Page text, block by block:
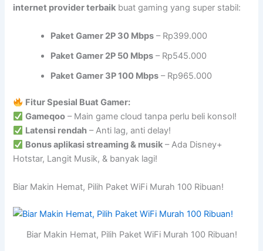
internet provider terbaik buat gaming yang super stabil:
Paket Gamer 2P 30 Mbps – Rp399.000
Paket Gamer 2P 50 Mbps – Rp545.000
Paket Gamer 3P 100 Mbps – Rp965.000
Fitur Spesial Buat Gamer:
Gameqoo – Main game cloud tanpa perlu beli konsol!
Latensi rendah – Anti lag, anti delay!
Bonus aplikasi streaming & musik – Ada Disney+
Hotstar, Langit Musik, & banyak lagi!
Biar Makin Hemat, Pilih Paket WiFi Murah 100 Ribuan!
Biar Makin Hemat, Pilih Paket WiFi Murah 100 Ribuan!